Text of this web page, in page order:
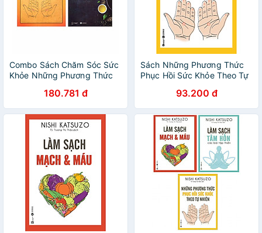
Combo Sách Chăm Sóc Sức
Khỏe Những Phương Thức
Nhiên (Tái Bản) + Sức Khỏe
Trong Tay Bạn
180.781 đ
Sách Những Phương Thức
Phục Hồi Sức Khỏe Theo Tự
93.200 đ